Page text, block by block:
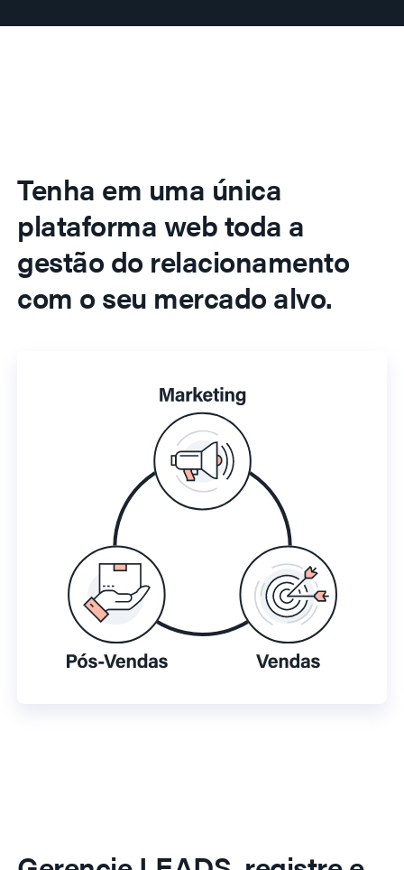
Tenha em uma única
plataforma web toda a
gestão do relacionamento
com o seu mercado alvo.